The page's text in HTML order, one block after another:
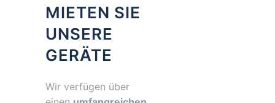
MIETEN SIE
UNSERE
GERÄTE
Wir verfügen über